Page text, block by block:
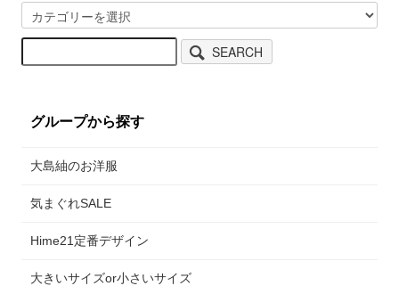
SEARCH
グループから探す
大島紬のお洋服
気まぐれSALE
Hime21定番デザイン
大きいサイズor小さいサイズ